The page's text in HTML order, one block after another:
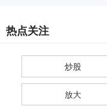
热点关注
炒股
放大